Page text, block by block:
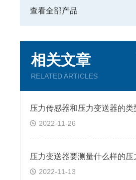
查看全部产品
相关文章
RELATED ARTICLES
2022-11-26
压力变送器要测量什么样的压
2022-11-13